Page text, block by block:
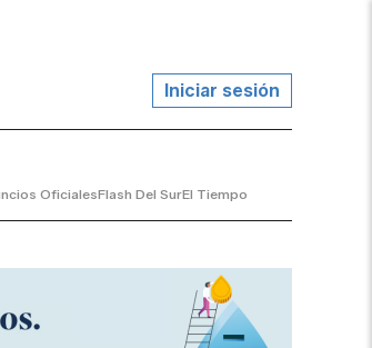
Iniciar sesión
OficialesFlash Del SurEl Tiempo